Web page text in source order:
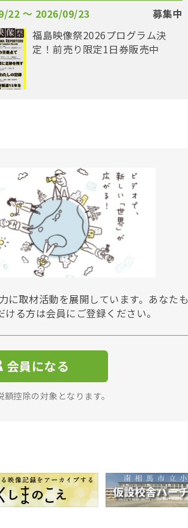
22 〜 2026/09/23
募集中
福島映像祭2026プログラム決
定！前売り限定1日券販売中
取材活動を展開しています。あなたも
る方は会員にご登録ください。
会員になる
控除の対象となります。